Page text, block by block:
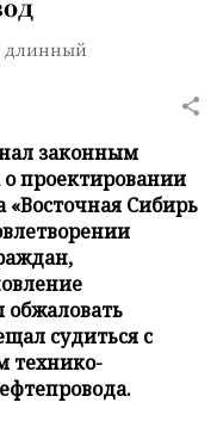
длинный
законным
о проектировании
«Восточная Сибирь
судиться с
технико-